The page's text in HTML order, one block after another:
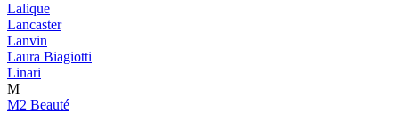
Lalique
Lancaster
Lanvin
Laura Biagiotti
Linari
M
M2 Beauté